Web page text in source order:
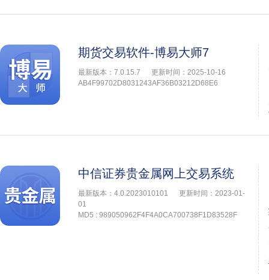
期货交易软件-博易大师7
最新版本：7.0.15.7
更新时间：2025-10-16
AB4F99702D8031243AF36B03212D68E6
中信证券贵金属网上交易系统
最新版本：4.0.2023010101
更新时间：2023-01-
01
MD5 : 989050962F4F4A0CA700738F1D83528F